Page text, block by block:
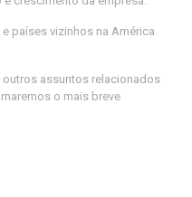
países vizinhos na América
outros assuntos relacionados
o mais breve